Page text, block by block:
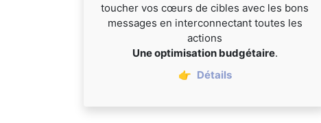
toucher vos cœurs de cibles avec les bons
messages en interconnectant toutes les
actions
Une optimisation budgétaire.
👉 Détails